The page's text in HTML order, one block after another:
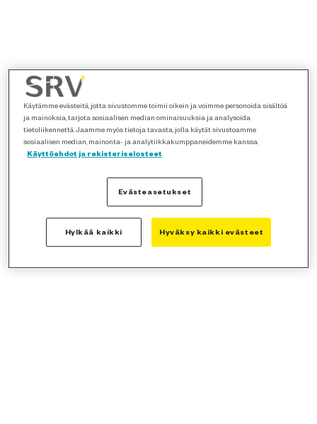
Käytämme evästeitä, jotta sivustomme toimii oikein ja voimme personoida sisältöä
ja mainoksia, tarjota sosiaalisen median ominaisuuksia ja analysoida
tietoliikennettä. Jaamme myös tietoja tavasta, jolla käytät sivustoamme
sosiaalisen median, mainonta- ja analytiikkakumppaneidemme kanssa.
Käyttöehdot ja rekisteriselosteet
Evästeasetukset
Hylkää kaikki Hyväksy kaikki evästeet